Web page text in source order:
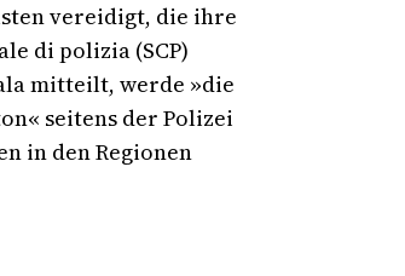
vereidigt, die ihre
di polizia (SCP)
mitteilt, werde »die
seitens der Polizei
in den Regionen